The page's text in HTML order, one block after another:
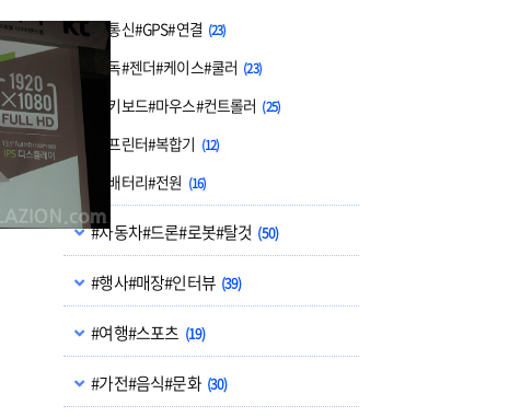
#통신#GPS#연결 (23)
#독#젠더#케이스#쿨러 (23)
#키보드#마우스#컨트롤러 (25)
#프린터#복합기 (12)
#배터리#전원 (16)
#자동차#드론#로봇#탈것 (50)
#행사#매장#인터뷰 (39)
#여행#스포츠 (19)
#가전#음식#문화 (30)